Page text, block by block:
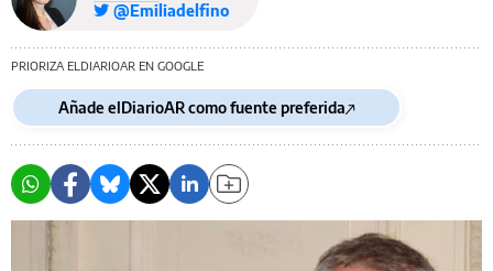
@Emiliadelfino
PRIORIZA ELDIARIOAR EN GOOGLE
Añade elDiarioAR como fuente preferida